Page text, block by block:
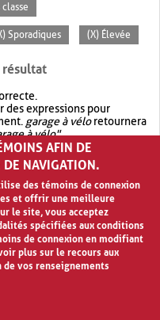
classe
Sporadiques (X) Élevée
résultat
des expressions pour
garage à véloretournera
à vélo".
avec OR.garage OR vélo
quegarage à vélo
AFIN DE
DE NAVIGATION.
des témoins de connexion
et offrir une meilleure
le site, vous acceptez
spécifiées aux conditions
de connexion en modifiant
plus sur le recours aux
vos renseignements